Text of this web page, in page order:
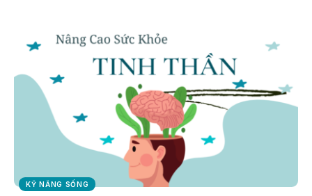
KỸ NĂNG SỐNG